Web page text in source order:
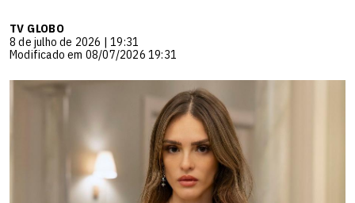
TV GLOBO
8 de julho de 2026 | 19:31
Modificado em 08/07/2026 19:31